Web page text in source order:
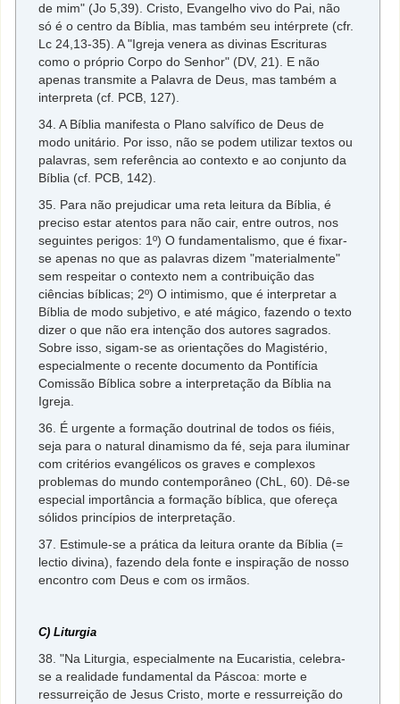
de mim" (Jo 5,39). Cristo, Evangelho vivo do Pai, não
só é o centro da Bíblia, mas também seu intérprete (cfr.
Lc 24,13-35). A "Igreja venera as divinas Escrituras
como o próprio Corpo do Senhor" (DV, 21). E não
apenas transmite a Palavra de Deus, mas também a
interpreta (cf. PCB, 127).
34. A Bíblia manifesta o Plano salvífico de Deus de
modo unitário. Por isso, não se podem utilizar textos ou
palavras, sem referência ao contexto e ao conjunto da
Bíblia (cf. PCB, 142).
35. Para não prejudicar uma reta leitura da Bíblia, é
preciso estar atentos para não cair, entre outros, nos
seguintes perigos: 1º) O fundamentalismo, que é fixar-
se apenas no que as palavras dizem "materialmente"
sem respeitar o contexto nem a contribuição das
ciências bíblicas; 2º) O intimismo, que é interpretar a
Bíblia de modo subjetivo, e até mágico, fazendo o texto
dizer o que não era intenção dos autores sagrados.
Sobre isso, sigam-se as orientações do Magistério,
especialmente o recente documento da Pontifícia
Comissão Bíblica sobre a interpretação da Bíblia na
Igreja.
36. É urgente a formação doutrinal de todos os fiéis,
seja para o natural dinamismo da fé, seja para iluminar
com critérios evangélicos os graves e complexos
problemas do mundo contemporâneo (ChL, 60). Dê-se
especial importância a formação bíblica, que ofereça
sólidos princípios de interpretação.
37. Estimule-se a prática da leitura orante da Bíblia (=
lectio divina), fazendo dela fonte e inspiração de nosso
encontro com Deus e com os irmãos.
C) Liturgia
38. "Na Liturgia, especialmente na Eucaristia, celebra-
se a realidade fundamental da Páscoa: morte e
ressurreição de Jesus Cristo, morte e ressurreição do